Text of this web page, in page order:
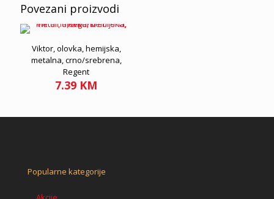
Povezani proizvodi
Viktor, olovka, hemijska,
metalna, crno/srebrena,
Regent
7.39 KM
Popularne kategorije